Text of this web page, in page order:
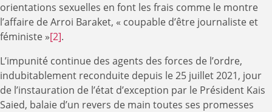
orientations sexuelles en font les frais comme le montre
l’affaire de Arroi Baraket, « coupable d’être journaliste et
féministe »[2].
L’impunité continue des agents des forces de l’ordre,
indubitablement reconduite depuis le 25 juillet 2021, jour
de l’instauration de l’état d’exception par le Président Kais
Saied, balaie d’un revers de main toutes ses promesses